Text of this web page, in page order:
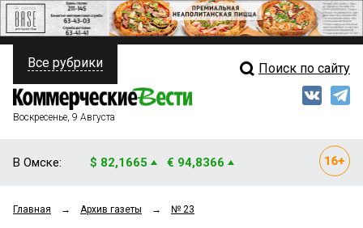
ПОЛИТИКА
ФИНАНСЫ
ОБЩЕСТВО
Свежий выпуск
Все рубрики Поиск по сайту
Воскресенье, 9 Августа
В Омске: $ 82,1665 € 94,8366
Главная → Архив газеты → № 23